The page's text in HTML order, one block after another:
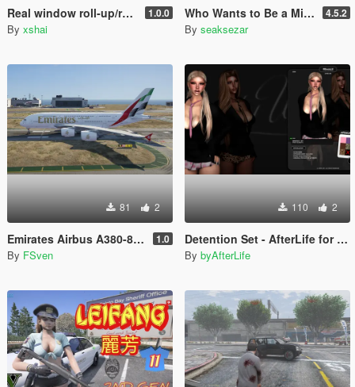
Real window roll‑up/roll‑down for GTR 1.0.0
By xshai
Who Wants to Be a Millionaire ? lets play! (legacy and enhanced) 4.5.2
By seaksezar
81 2
Emirates Airbus A380-800 New Livery 1.0
By FSven
110 2
Detention Set - AfterLife for MP Female (fitted on Slut Body)
By byAfterLife